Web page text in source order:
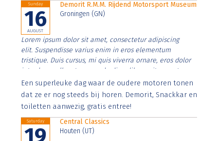
Sunday
16
AUGUST
Demorit R.M.M. Rijdend Motorsport Museum
Groningen (GN)
Lorem ipsum dolor sit amet, consectetur adipiscing
elit. Suspendisse varius enim in eros elementum
tristique. Duis cursus, mi quis viverra ornare, eros dolor
interdum nulla, ut commodo diam libero vitae erat.
Aenean faucibus nibh et justo cursus id rutrum lorem
imperdiet. Nunc ut sem vitae risus tristique posuere.
Een superleuke dag waar de oudere motoren tonen
dat ze er nog steeds bij horen. Demorit, Snackkar en
toiletten aanwezig, gratis entree!
Saturday
Central Classics
Houten (UT)